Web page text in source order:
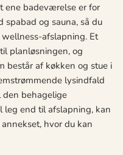
ene badeværelse er for
spabad og sauna, så du
afslapning. Et
planløsningen, og
består af køkken og stue i
lysindfald
behagelige
end til afslapning, kan
hvor du kan